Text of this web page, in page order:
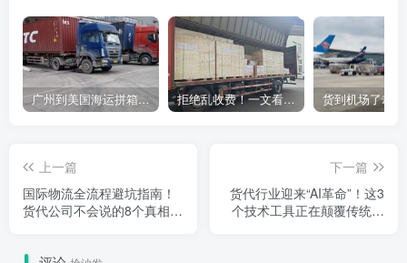
广州到美国海运拼箱多少钱？2024年最新运费构成+隐藏费用避坑指南 拒绝乱收费！一文看懂中国货代计费套路，教你避开所有隐形坑
上一篇
国际物流全流程避坑指南！
货代公司不会说的8个真相，
下一篇
货代行业迎来“AI革命”！这3
个技术工具正在颠覆传统操